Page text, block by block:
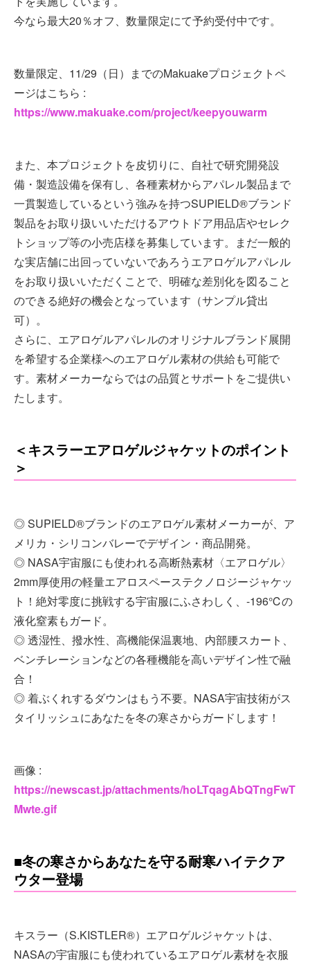
今なら最大20％オフ、数量限定にて予約受付中です。
数量限定、11/29（日）までのMakuakeプロジェクトペ
ージはこちら :
https://www.makuake.com/project/keepyouwarm
また、本プロジェクトを皮切りに、自社で研究開発設
備・製造設備を保有し、各種素材からアパレル製品まで
一貫製造しているという強みを持つSUPIELD®ブランド
製品をお取り扱いいただけるアウトドア用品店やセレク
トショップ等の小売店様を募集しています。まだ一般的
な実店舗に出回っていないであろうエアロゲルアパレル
をお取り扱いいただくことで、明確な差別化を図ること
のできる絶好の機会となっています（サンプル貸出
可）。
さらに、エアロゲルアパレルのオリジナルブランド展開
を希望する企業様へのエアロゲル素材の供給も可能で
す。素材メーカーならではの品質とサポートをご提供い
たします。
＜キスラーエアロゲルジャケットのポイント
＞
◎ SUPIELD®ブランドのエアロゲル素材メーカーが、ア
メリカ・シリコンバレーでデザイン・商品開発。
◎ NASA宇宙服にも使われる高断熱素材〈エアロゲル〉
2mm厚使用の軽量エアロスペーステクノロジージャケッ
ト！絶対零度に挑戦する宇宙服にふさわしく、-196℃の
液化窒素もガード。
◎ 透湿性、撥水性、高機能保温裏地、内部腰スカート、
ベンチレーションなどの各種機能を高いデザイン性で融
合！
◎ 着ぶくれするダウンはもう不要。NASA宇宙技術がス
タイリッシュにあなたを冬の寒さからガードします！
画像 :
https://newscast.jp/attachments/hoLTqagAbQTngFwT
Mwte.gif
■冬の寒さからあなたを守る耐寒ハイテクア
ウター登場
キスラー（S.KISTLER®）エアロゲルジャケットは、
NASAの宇宙服にも使われているエアロゲル素材を衣服